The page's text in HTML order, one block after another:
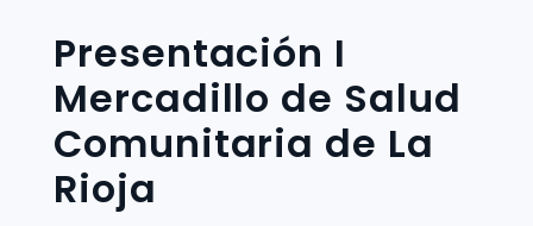
Presentación I
Mercadillo de Salud
Comunitaria de La
Rioja